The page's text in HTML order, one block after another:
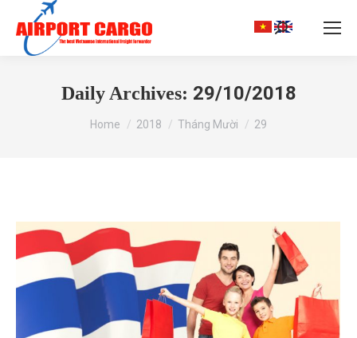
Search:
Daily Archives: 29/10/2018
You are here:
Home 2018 Tháng Mười 29